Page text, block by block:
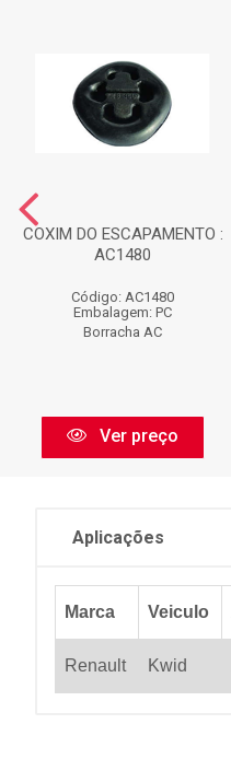
COXIM DO ESCAPAMENTO :
AC1480
Código: AC1480
Embalagem: PC
Borracha AC
Ver preço
Aplicações
Marca Veiculo
Renault Kwid